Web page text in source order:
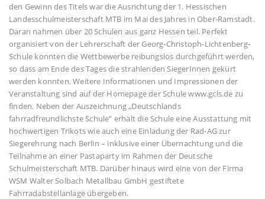
den Gewinn des Titels war die Ausrichtung der 1. Hessischen
Landesschulmeisterschaft MTB im Mai des Jahres in Ober-Ramstadt.
Daran nahmen über 20 Schulen aus ganz Hessen teil. Perfekt
organisiert von der Lehrerschaft der Georg-Christoph-Lichtenberg-
Schule konnten die Wettbewerbe reibungslos durchgeführt werden,
so dass am Ende des Tages die strahlenden SiegerInnen gekürt
werden konnten. Weitere Informationen und Impressionen der
Veranstaltung sind auf der Homepage der Schule www.gcls.de zu
finden. Neben der Auszeichnung „Deutschlands
fahrradfreundlichste Schule“ erhält die Schule eine Ausstattung mit
hochwertigen Trikots wie auch eine Einladung der Rad-AG zur
Siegerehrung nach Berlin – inklusive einer Übernachtung und die
Teilnahme an einer Pastaparty im Rahmen der Deutsche
Schulmeisterschaft MTB. Darüber hinaus wird eine von der Firma
WSM Walter Solbach Metallbau GmbH gestiftete
Fahrradabstellanlage übergeben.